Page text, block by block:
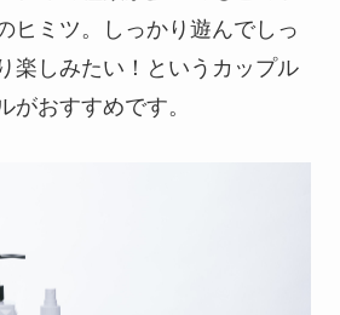
ヒミツ。しっかり遊んでしっ
楽しみたい！というカップル
がおすすめです。